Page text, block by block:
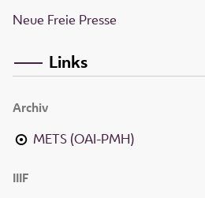
Neue Freie Presse
Links
Archiv
METS (OAI-PMH)
IIIF